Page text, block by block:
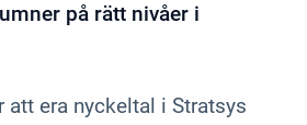
på rätt nivåer i
att era nyckeltal i Stratsys